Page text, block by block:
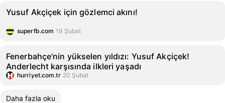
Yusuf Akçiçek için gözlemci akını!
superfb.com 19 Şubat
Fenerbahçe'nin yükselen yıldızı: Yusuf Akçiçek!
Anderlecht karşısında ilkleri yaşadı
hurriyet.com.tr 20 Şubat
Daha fazla oku